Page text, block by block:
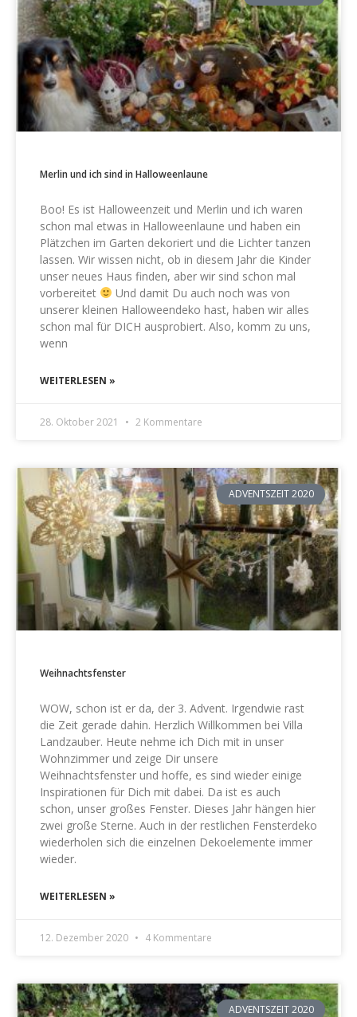
Merlin und ich sind in Halloweenlaune
Boo! Es ist Halloweenzeit und Merlin und ich waren
schon mal etwas in Halloweenlaune und haben ein
Plätzchen im Garten dekoriert und die Lichter tanzen
lassen. Wir wissen nicht, ob in diesem Jahr die Kinder
unser neues Haus finden, aber wir sind schon mal
vorbereitet
Und damit Du auch noch was von
unserer kleinen Halloweendeko hast, haben wir alles
schon mal für DICH ausprobiert. Also, komm zu uns,
wenn
WEITERLESEN »
28. Oktober 2021 2 Kommentare
ADVENTSZEIT 2020
Weihnachtsfenster
WOW, schon ist er da, der 3. Advent. Irgendwie rast
die Zeit gerade dahin. Herzlich Willkommen bei Villa
Landzauber. Heute nehme ich Dich mit in unser
Wohnzimmer und zeige Dir unsere
Weihnachtsfenster und hoffe, es sind wieder einige
Inspirationen für Dich mit dabei. Da ist es auch
schon, unser großes Fenster. Dieses Jahr hängen hier
zwei große Sterne. Auch in der restlichen Fensterdeko
wiederholen sich die einzelnen Dekoelemente immer
wieder.
WEITERLESEN »
12. Dezember 2020 4 Kommentare
ADVENTSZEIT 2020